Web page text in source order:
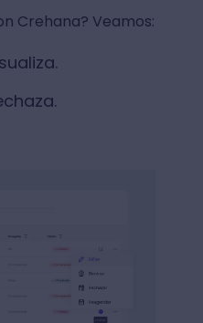
Crehana? Veamos: